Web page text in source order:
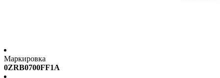
Маркировка
0ZRB0700FF1A